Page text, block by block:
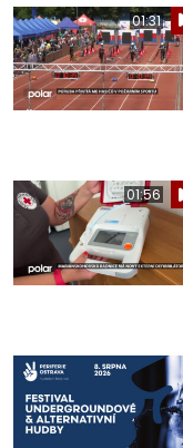
01:31
01:56